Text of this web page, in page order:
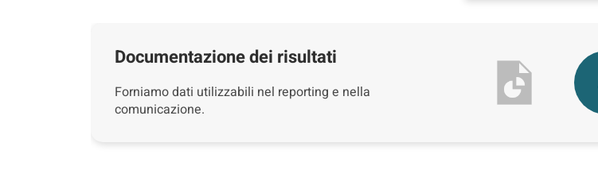
Documentazione dei risultati
Forniamo dati utilizzabili nel reporting e nella
comunicazione.